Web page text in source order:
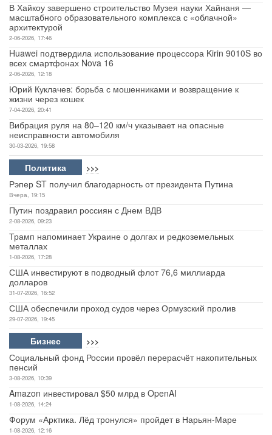
В Хайкоу завершено строительство Музея науки Хайнаня —
масштабного образовательного комплекса с «облачной»
архитектурой
2-06-2026, 17:46
Huawei подтвердила использование процессора Kirin 9010S во
всех смартфонах Nova 16
2-06-2026, 12:18
Юрий Куклачев: борьба с мошенниками и возвращение к
жизни через кошек
7-04-2026, 20:41
Вибрация руля на 80–120 км/ч указывает на опасные
неисправности автомобиля
30-03-2026, 19:58
Политика >>>
Рэпер ST получил благодарность от президента Путина
Вчера, 19:15
Путин поздравил россиян с Днем ВДВ
2-08-2026, 09:23
Трамп напоминает Украине о долгах и редкоземельных
металлах
1-08-2026, 17:28
США инвестируют в подводный флот 76,6 миллиарда
долларов
31-07-2026, 16:52
США обеспечили проход судов через Ормузский пролив
29-07-2026, 19:45
Бизнес >>>
Социальный фонд России провёл перерасчёт накопительных
пенсий
3-08-2026, 10:39
Amazon инвестировал $50 млрд в OpenAI
1-08-2026, 14:24
Форум «Арктика. Лёд тронулся» пройдет в Нарьян-Маре
1-08-2026, 12:16